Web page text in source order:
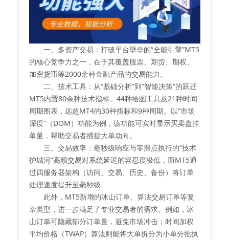
一、多资产交易：打破平台壁垒的“全能引擎”MT5
的核心竞争力之一，在于其覆盖股票、期货、期权、
加密货币等2000余种金融产品的交易能力。
二、技术工具：从“基础分析”到“智能决策”的跃迁
MT5内置80余种技术指标、44种绘图工具及21种时间
周期图表，远超MT4的30种指标和9种周期。以“市场
深度”（DOM）功能为例，该功能可实时显示买卖盘挂
单量，帮助交易者捕捉大单动向。
三、交易效率：毫秒级响应与零滑点执行的“技术
护城河”高频交易对系统延迟的容忍度极低，而MT5通
过四服务器架构（访问、交易、历史、备份）将订单
处理速度提升至毫秒级
此外，MT5新增的冰山订单、算法交易订单等复
杂类型，进一步满足了专业交易者的需求。例如，冰
山订单可隐藏部分订单量，避免市场冲击；时间加权
平均价格（TWAP）算法则能将大单拆分为小单分批执